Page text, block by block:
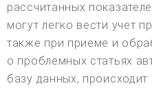
рассчитанных
могут легко вести учет
также при приеме и
о проблемных статьях
базу данных,